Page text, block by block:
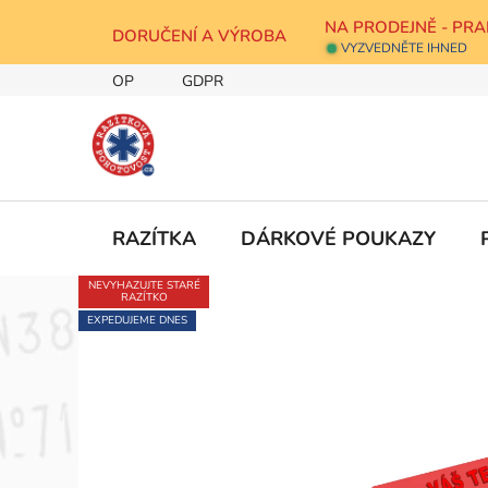
obsah
DORUČENÍ A VÝROBA NA PRODEJNĚ -
VYZVEDNĚTE IHNED
OP GDPR
RAZÍTKA DÁRKOVÉ POUKAZY
NEVYHAZUJTE STARÉ
RAZÍTKO
EXPEDUJEME DNES